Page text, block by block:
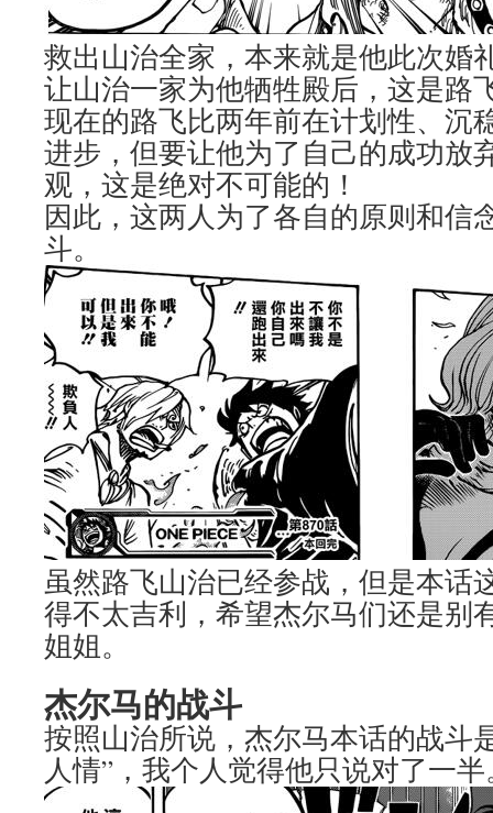
救出山治全家，本来就是他此次婚
让山治一家为他牺牲殿后，这是路
现在的路飞比两年前在计划性、沉
进步，但要让他为了自己的成功放
观，这是绝对不可能的！
因此，这两人为了各自的原则和信
斗。
虽然路飞山治已经参战，但是本话
得不太吉利，希望杰尔马们还是别
姐姐。
杰尔马的战斗
按照山治所说，杰尔马本话的战斗
人情”，我个人觉得他只说对了一半